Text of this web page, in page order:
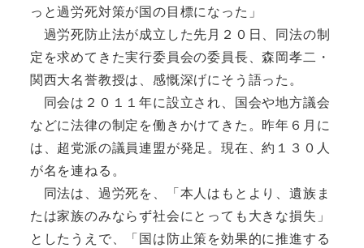
っと過労死対策が国の目標になった」
過労死防止法が成立した先月２０日、同法の制
定を求めてきた実行委員会の委員長、森岡孝二・
関西大名誉教授は、感慨深げにそう語った。
同会は２０１１年に設立され、国会や地方議会
などに法律の制定を働きかけてきた。昨年６月に
は、超党派の議員連盟が発足。現在、約１３０人
が名を連ねる。
同法は、過労死を、「本人はもとより、遺族ま
たは家族のみならず社会にとっても大きな損失」
としたうえで、「国は防止策を効果的に推進する